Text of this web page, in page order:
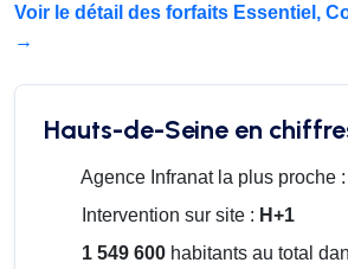
Voir le détail des forfaits Essentiel,
→
Hauts-de-Seine en
Agence Infranat la plus proche :
Intervention sur site : H+1
1 549 600 habitants au total